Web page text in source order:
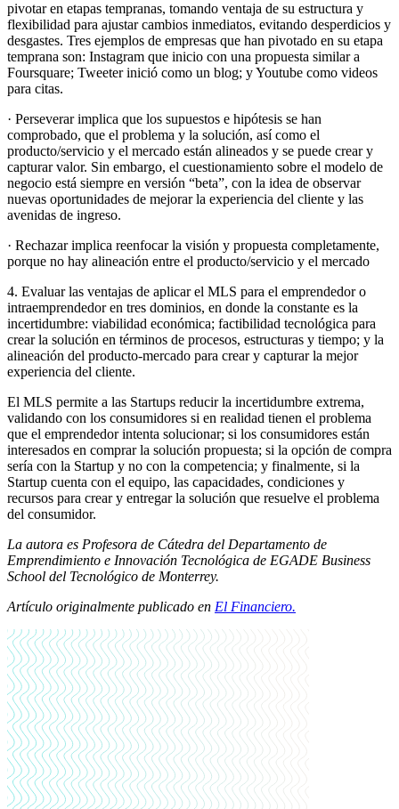
pivotar en etapas tempranas, tomando ventaja de su estructura y
flexibilidad para ajustar cambios inmediatos, evitando desperdicios y
desgastes. Tres ejemplos de empresas que han pivotado en su etapa
temprana son: Instagram que inicio con una propuesta similar a
Foursquare; Tweeter inició como un blog; y Youtube como videos
para citas.
· Perseverar implica que los supuestos e hipótesis se han
comprobado, que el problema y la solución, así como el
producto/servicio y el mercado están alineados y se puede crear y
capturar valor. Sin embargo, el cuestionamiento sobre el modelo de
negocio está siempre en versión “beta”, con la idea de observar
nuevas oportunidades de mejorar la experiencia del cliente y las
avenidas de ingreso.
· Rechazar implica reenfocar la visión y propuesta completamente,
porque no hay alineación entre el producto/servicio y el mercado
4. Evaluar las ventajas de aplicar el MLS para el emprendedor o
intraemprendedor en tres dominios, en donde la constante es la
incertidumbre: viabilidad económica; factibilidad tecnológica para
crear la solución en términos de procesos, estructuras y tiempo; y la
alineación del producto-mercado para crear y capturar la mejor
experiencia del cliente.
El MLS permite a las Startups reducir la incertidumbre extrema,
validando con los consumidores si en realidad tienen el problema
que el emprendedor intenta solucionar; si los consumidores están
interesados en comprar la solución propuesta; si la opción de compra
sería con la Startup y no con la competencia; y finalmente, si la
Startup cuenta con el equipo, las capacidades, condiciones y
recursos para crear y entregar la solución que resuelve el problema
del consumidor.
La autora es Profesora de Cátedra del Departamento de
Emprendimiento e Innovación Tecnológica de EGADE Business
School del Tecnológico de Monterrey.
Artículo originalmente publicado en El Financiero.